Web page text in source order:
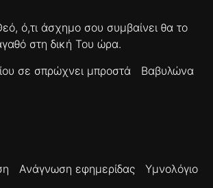
ό,τι άσχημο σου συμβαίνει θα το
στη δική Του ώρα.
σε σπρώχνει μπροστά
Βαβυλώνα
Ανάγνωση εφημερίδας
Υμνολόγιο